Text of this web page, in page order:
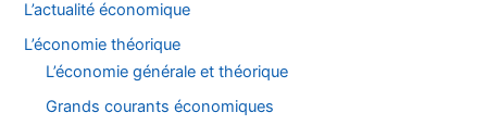
L’actualité économique
L’économie théorique
L’économie générale et théorique
Grands courants économiques